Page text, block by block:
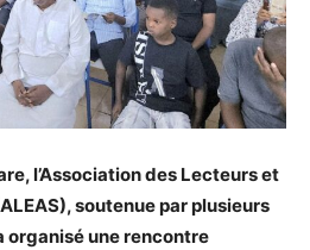
l’Association des Lecteurs et
soutenue par plusieurs
organisé une rencontre